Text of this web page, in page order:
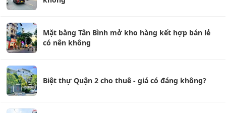
Mặt bằng Tân Bình mở kho hàng kết hợp bán lẻ
có nên không
Biệt thự Quận 2 cho thuê - giá có đáng không?